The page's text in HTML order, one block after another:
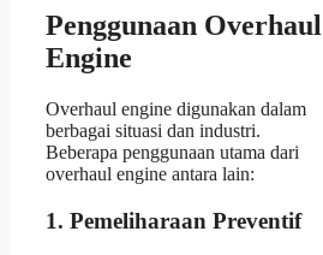
Penggunaan Overhaul
Engine
Overhaul engine digunakan dalam
berbagai situasi dan industri.
Beberapa penggunaan utama dari
overhaul engine antara lain:
1. Pemeliharaan Preventif